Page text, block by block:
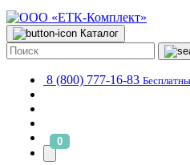
Каталог
8 (800) 777-16-83
0